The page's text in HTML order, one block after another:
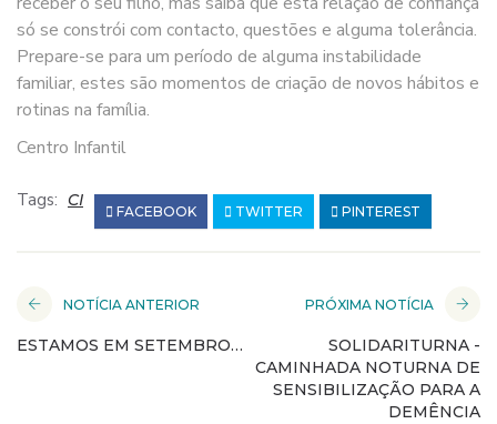
só se constrói com contacto, questões e alguma tolerância.
Prepare-se para um período de alguma instabilidade
familiar, estes são momentos de criação de novos hábitos e
rotinas na família.
Centro Infantil
Tags: CI
FACEBOOK TWITTER PINTEREST
NOTÍCIA ANTERIOR
ESTAMOS EM SETEMBRO…
PRÓXIMA NOTÍCIA
SOLIDARITURNA -
CAMINHADA NOTURNA DE
SENSIBILIZAÇÃO PARA A
DEMÊNCIA